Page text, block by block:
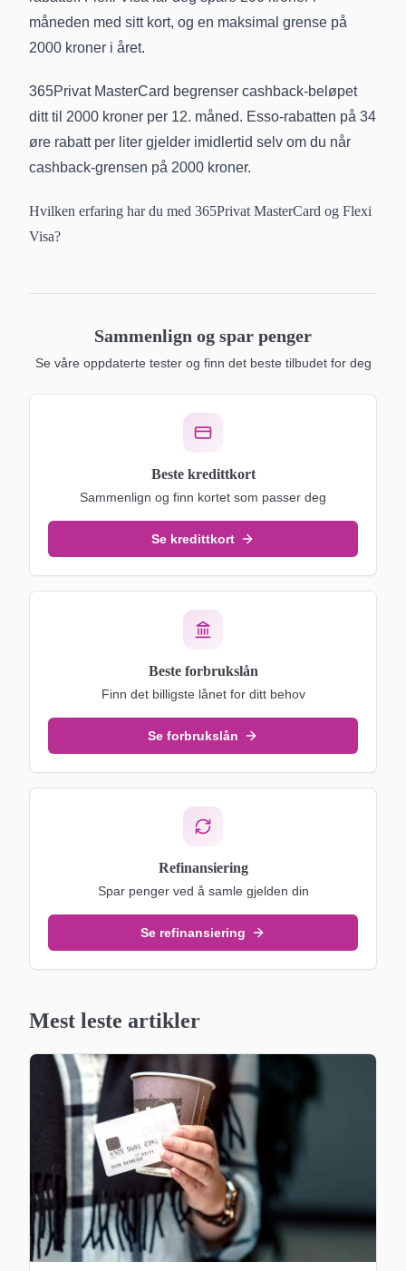
måneden med sitt kort, og en maksimal grense på
2000 kroner i året.
365Privat MasterCard begrenser cashback-beløpet
ditt til 2000 kroner per 12. måned. Esso-rabatten på 34
øre rabatt per liter gjelder imidlertid selv om du når
cashback-grensen på 2000 kroner.
Hvilken erfaring har du med 365Privat MasterCard og Flexi
Visa?
Sammenlign og spar penger
Se våre oppdaterte tester og finn det beste tilbudet for deg
Beste kredittkort
Sammenlign og finn kortet som passer deg
Se kredittkort
Beste forbrukslån
Finn det billigste lånet for ditt behov
Se forbrukslån
Refinansiering
Spar penger ved å samle gjelden din
Se refinansiering
Mest leste artikler